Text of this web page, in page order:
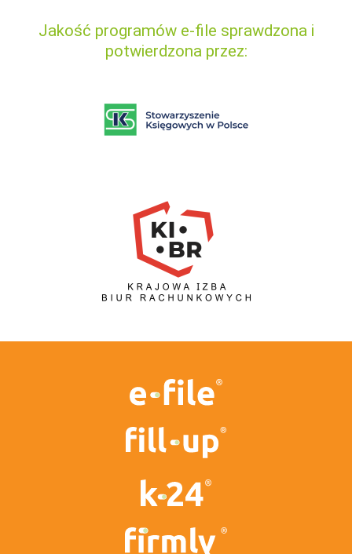
Jakość programów e-file sprawdzona i
potwierdzona przez: